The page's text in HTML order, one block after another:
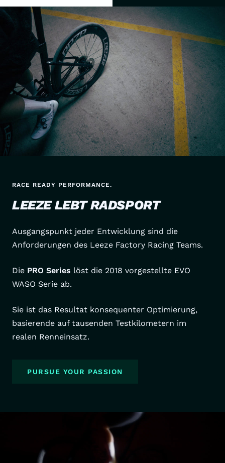
RACE READY PERFORMANCE.
LEEZE LEBT RADSPORT
Ausgangspunkt jeder Entwicklung sind die
Anforderungen des Leeze Factory Racing Teams.
Die PRO Series löst die 2018 vorgestellte EVO
WASO Serie ab.
Sie ist das Resultat konsequenter Optimierung,
basierende auf tausenden Testkilometern im
realen Renneinsatz.
PURSUE YOUR PASSION